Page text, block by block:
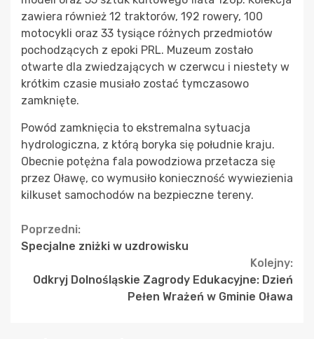
zawiera również 12 traktorów, 192 rowery, 100
motocykli oraz 33 tysiące różnych przedmiotów
pochodzących z epoki PRL. Muzeum zostało
otwarte dla zwiedzających w czerwcu i niestety w
krótkim czasie musiało zostać tymczasowo
zamknięte.
Powód zamknięcia to ekstremalna sytuacja
hydrologiczna, z którą boryka się południe kraju.
Obecnie potężna fala powodziowa przetacza się
przez Oławę, co wymusiło konieczność wywiezienia
kilkuset samochodów na bezpieczne tereny.
Continue
Reading
Poprzedni:
Specjalne zniżki w uzdrowisku
Kolejny:
Odkryj Dolnośląskie Zagrody Edukacyjne: Dzień
Pełen Wrażeń w Gminie Oława